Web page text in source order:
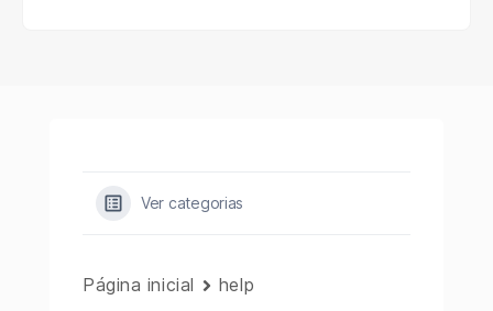
Ver categorias
Página inicial help